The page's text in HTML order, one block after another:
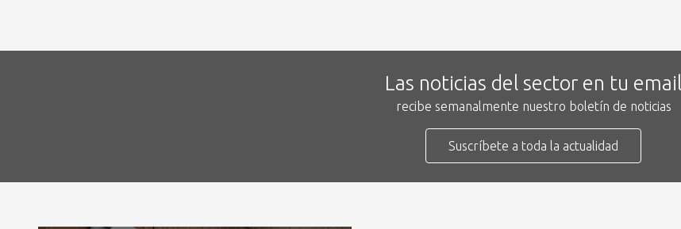
Las noticias del sector en tu email
recibe semanalmente nuestro boletín de noticias
Suscríbete a toda la actualidad